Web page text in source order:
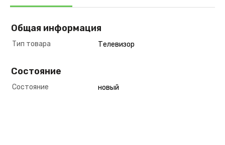
Общая информация
Тип товара Телевизор
Состояние
Состояние новый